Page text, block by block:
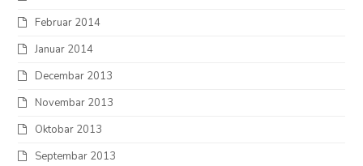
Februar 2014
Januar 2014
Decembar 2013
Novembar 2013
Oktobar 2013
Septembar 2013